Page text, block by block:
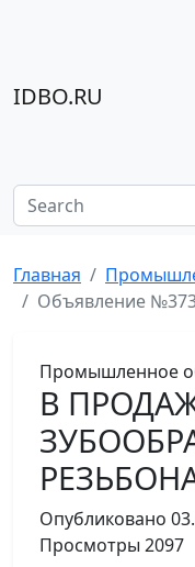
IDBO.RU
Главная
Объявление
Промышленное
В
Опубликовано
Просмотры 2097